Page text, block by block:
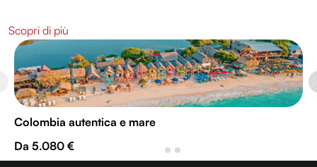
Scopri di più
Colombia autentica e mare
Da 5.080 €